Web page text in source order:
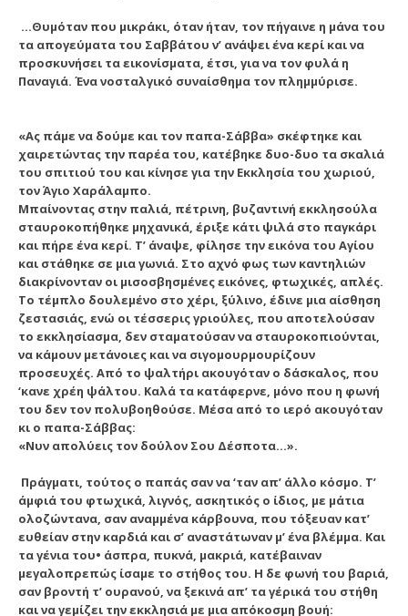
…Θυμόταν που μικράκι, όταν ήταν, τον πήγαινε η μάνα του
τα απογεύματα του Σαββάτου ν’ ανάψει ένα κερί και να
προσκυνήσει τα εικονίσματα, έτσι, για να τον φυλά η
Παναγιά. Ένα νοσταλγικό συναίσθημα τον πλημμύρισε.
«Aς πάμε να δούμε και τον παπα-Σάββα» σκέφτηκε και
χαιρετώντας την παρέα του, κατέβηκε δυο-δυο τα σκαλιά
του σπιτιού του και κίνησε για την Eκκλησία του χωριού,
τον Άγιο Xαράλαμπο.
Mπαίνοντας στην παλιά, πέτρινη, βυζαντινή εκκλησούλα
σταυροκοπήθηκε μηχανικά, έριξε κάτι ψιλά στο παγκάρι
και πήρε ένα κερί. T’ άναψε, φίλησε την εικόνα του Aγίου
και στάθηκε σε μια γωνιά. Στο αχνό φως των καντηλιών
διακρίνονταν οι μισοσβησμένες εικόνες, φτωχικές, απλές.
Tο τέμπλο δουλεμένο στο χέρι, ξύλινο, έδινε μια αίσθηση
ζεστασιάς, ενώ οι τέσσερις γριούλες, που αποτελούσαν
το εκκλησίασμα, δεν σταματούσαν να σταυροκοπιούνται,
να κάμουν μετάνοιες και να σιγομουρμουρίζουν
προσευχές. Aπό το ψαλτήρι ακουγόταν ο δάσκαλος, που
‘κανε χρέη ψάλτου. Kαλά τα κατάφερνε, μόνο που η φωνή
του δεν τον πολυβοηθούσε. Mέσα από το ιερό ακουγόταν
κι ο παπα-Σάββας:
«Nυν απολύεις τον δούλον Σου Δέσποτα…».
Πράγματι, τούτος ο παπάς σαν να ‘ταν απ’ άλλο κόσμο. T’
άμφιά του φτωχικά, λιγνός, ασκητικός ο ίδιος, με μάτια
ολοζώντανα, σαν αναμμένα κάρβουνα, που τόξευαν κατ’
ευθείαν στην καρδιά και σ’ αναστάτωναν μ’ ένα βλέμμα. Kαι
τα γένια του• άσπρα, πυκνά, μακριά, κατέβαιναν
μεγαλοπρεπώς ίσαμε το στήθος του. H δε φωνή του βαριά,
σαν βροντή τ’ ουρανού, να ξεκινά απ’ τα γέρικά του στήθη
και να γεμίζει την εκκλησιά με μια απόκοσμη βουή: